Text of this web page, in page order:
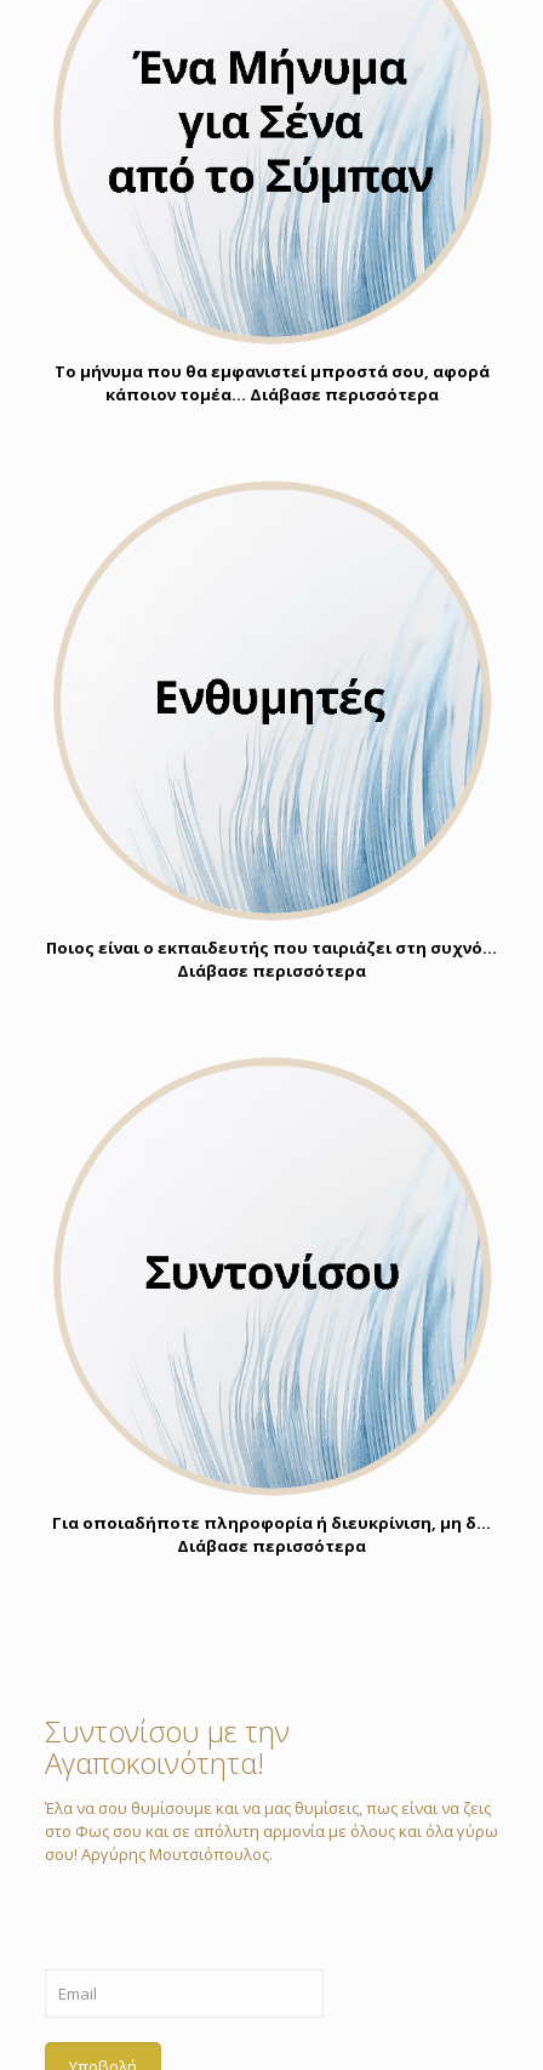
Το μήνυμα που θα εμφανιστεί μπροστά σου, αφορά
κάποιον τομέα… Διάβασε περισσότερα
Ποιος είναι ο εκπαιδευτής που ταιριάζει στη συχνό…
Διάβασε περισσότερα
Για οποιαδήποτε πληροφορία ή διευκρίνιση, μη δ…
Διάβασε περισσότερα
Συντονίσου με την
Αγαποκοινότητα!
Έλα να σου θυμίσουμε και να μας θυμίσεις, πως είναι να ζεις
στο Φως σου και σε απόλυτη αρμονία με όλους και όλα γύρω
σου! Αργύρης Μουτσιόπουλος.